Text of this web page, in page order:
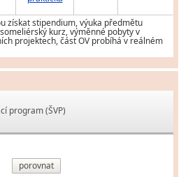
získat stipendium, výuka předmětu
kurz, výměnné pobyty v
projektech, část OV probíhá v reálném
program (ŠVP)
porovnat